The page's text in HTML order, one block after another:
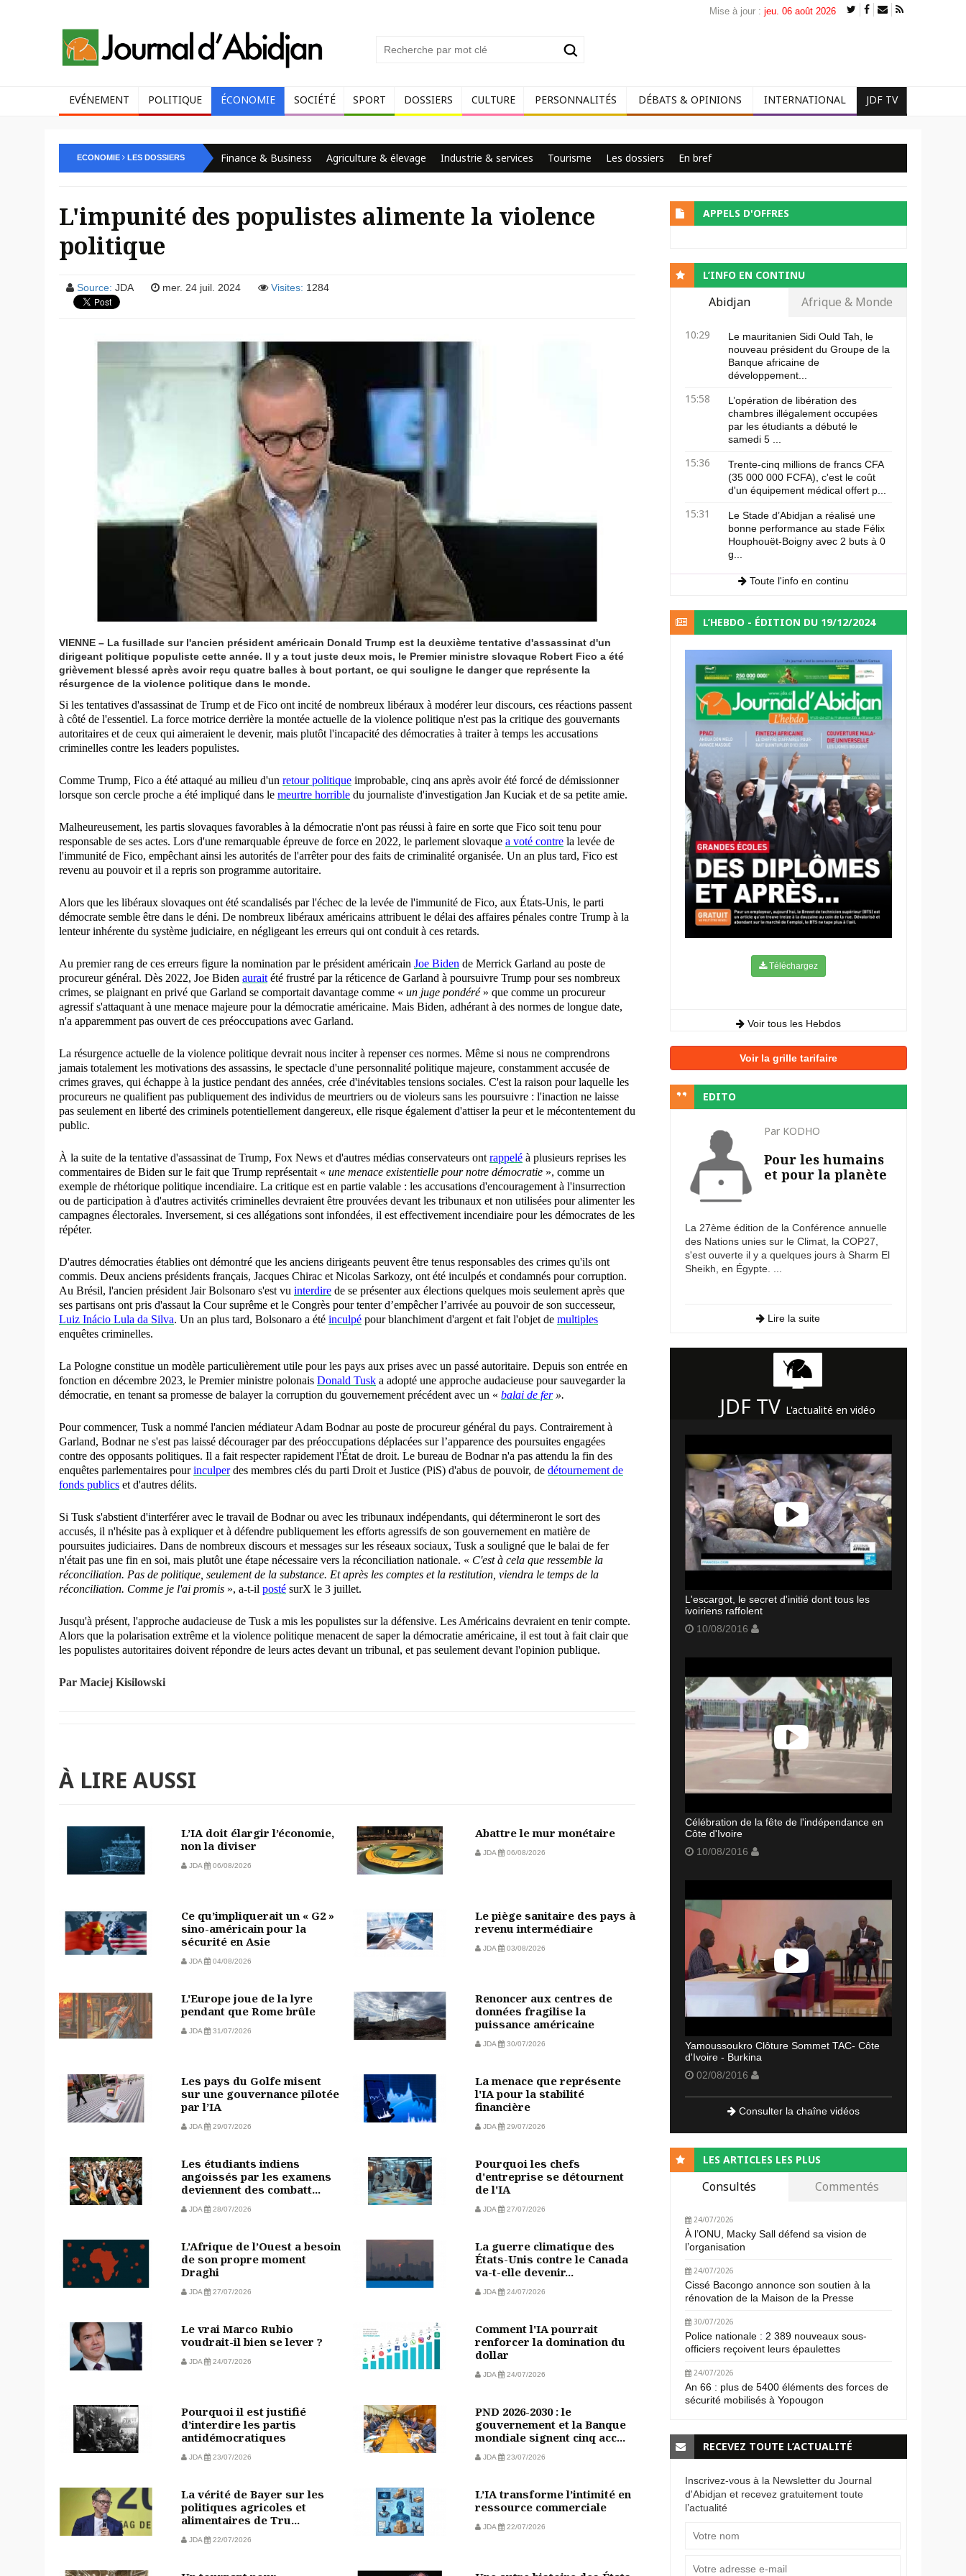
Mise à jour : jeu. 06 août 2026
EVÉNEMENT POLITIQUE ÉCONOMIE SOCIÉTÉ SPORT DOSSIERS CULTURE PERSONNALITÉS DÉBATS & OPINIONS INTERNATIONAL JDF TV
ECONOMIE LES DOSSIERS Finance & Business Agriculture & élevage Industrie & services Tourisme Les dossiers En bref
L'impunité des populistes alimente la violence
politique
Source: JDA mer. 24 juil. 2024 Visites: 1284
VIENNE – La fusillade sur l'ancien président américain Donald Trump est la deuxième tentative d'assassinat d'un
dirigeant politique populiste cette année. Il y a tout juste deux mois, le Premier ministre slovaque Robert Fico a été
grièvement blessé après avoir reçu quatre balles à bout portant, ce qui souligne le danger que représente la
résurgence de la violence politique dans le monde.
Si les tentatives d'assassinat de Trump et de Fico ont incité de nombreux libéraux à modérer leur discours, ces réactions passent
à côté de l'essentiel. La force motrice derrière la montée actuelle de la violence politique n'est pas la critique des gouvernants
autoritaires et de ceux qui aimeraient le devenir, mais plutôt l'incapacité des démocraties à traiter à temps les accusations
criminelles contre les leaders populistes.
Comme Trump, Fico a été attaqué au milieu d'un retour politique improbable, cinq ans après avoir été forcé de démissionner
lorsque son cercle proche a été impliqué dans le meurtre horrible du journaliste d'investigation Jan Kuciak et de sa petite amie.
Malheureusement, les partis slovaques favorables à la démocratie n'ont pas réussi à faire en sorte que Fico soit tenu pour
responsable de ses actes. Lors d'une remarquable épreuve de force en 2022, le parlement slovaque a voté contre la levée de
l'immunité de Fico, empêchant ainsi les autorités de l'arrêter pour des faits de criminalité organisée. Un an plus tard, Fico est
revenu au pouvoir et il a repris son programme autoritaire.
Alors que les libéraux slovaques ont été scandalisés par l'échec de la levée de l'immunité de Fico, aux États-Unis, le parti
démocrate semble être dans le déni. De nombreux libéraux américains attribuent le délai des affaires pénales contre Trump à la
lenteur inhérente du système judiciaire, en négligeant les erreurs qui ont conduit à ces retards.
Au premier rang de ces erreurs figure la nomination par le président américain Joe Biden de Merrick Garland au poste de
procureur général. Dès 2022, Joe Biden auraitété frustré par la réticence de Garland à poursuivre Trump pour ses nombreux
crimes, se plaignant en privé que Garland se comportait davantage comme « un juge pondéré » que comme un procureur
agressif s'attaquant à une menace majeure pour la démocratie américaine. Mais Biden, adhérant à des normes de longue date,
n'a apparemment pas ouvert de ces préoccupations avec Garland.
La résurgence actuelle de la violence politique devrait nous inciter à repenser ces normes. Même si nous ne comprendrons
jamais totalement les motivations des assassins, le spectacle d'une personnalité politique majeure, constamment accusée de
crimes graves, qui échappe à la justice pendant des années, crée d'inévitables tensions sociales. C'est la raison pour laquelle les
procureurs ne qualifient pas publiquement des individus de meurtriers ou de violeurs sans les poursuivre : l'inaction ne laisse
pas seulement en liberté des criminels potentiellement dangereux, elle risque également d'attiser la peur et le mécontentement du
public.
À la suite de la tentative d'assassinat de Trump, Fox News et d'autres médias conservateurs ontrappelé à plusieurs reprises les
commentaires de Biden sur le fait que Trump représentait « une menace existentielle pour notre démocratie », comme un
exemple de rhétorique politique incendiaire. La critique est en partie valable : les accusations d'encouragement à l'insurrection
ou de participation à d'autres activités criminelles devraient être prouvées devant les tribunaux et non utilisées pour alimenter les
campagnes électorales. Inversement, si ces allégations sont infondées, il est effectivement incendiaire pour les démocrates de les
répéter.
D'autres démocraties établies ont démontré que les anciens dirigeants peuvent être tenus responsables des crimes qu'ils ont
commis. Deux anciens présidents français, Jacques Chirac et Nicolas Sarkozy, ont été inculpés et condamnés pour corruption.
Au Brésil, l'ancien président Jair Bolsonaro s'est vu interdire de se présenter aux élections quelques mois seulement après que
ses partisans ont pris d'assaut la Cour suprême et le Congrès pour tenter d’empêcher l’arrivée au pouvoir de son successeur,
Luiz Inácio Lula da Silva. Un an plus tard, Bolsonaro a été inculpé pour blanchiment d'argent et fait l'objet de multiples
enquêtes criminelles.
La Pologne constitue un modèle particulièrement utile pour les pays aux prises avec un passé autoritaire. Depuis son entrée en
fonction en décembre 2023, le Premier ministre polonais Donald Tusk a adopté une approche audacieuse pour sauvegarder la
démocratie, en tenant sa promesse de balayer la corruption du gouvernement précédent avec un « balai de fer».
Pour commencer, Tusk a nommé l'ancien médiateur Adam Bodnar au poste de procureur général du pays. Contrairement à
Garland, Bodnar ne s'est pas laissé décourager par des préoccupations déplacées sur l’apparence des poursuites engagées
contre des opposants politiques. Il a fait respecter rapidement l'État de droit. Le bureau de Bodnar n'a pas attendu la fin des
enquêtes parlementaires pourinculperdes membres clés du parti Droit et Justice (PiS) d'abus de pouvoir, de détournement de
fonds publics et d'autres délits.
Si Tusk s'abstient d'interférer avec le travail de Bodnar ou avec les tribunaux indépendants, qui détermineront le sort des
accusés, il n'hésite pas à expliquer et à défendre publiquement les efforts agressifs de son gouvernement en matière de
poursuites judiciaires. Dans de nombreux discours et messages sur les réseaux sociaux, Tusk a souligné que le balai de fer
n'était pas une fin en soi, mais plutôt une étape nécessaire vers la réconciliation nationale. « C'est à cela que ressemble la
réconciliation. Pas de politique, seulement de la substance. Et après les comptes et la restitution, viendra le temps de la
réconciliation. Comme je l'ai promis », a-t-il posté surX le 3 juillet.
Jusqu'à présent, l'approche audacieuse de Tusk a mis les populistes sur la défensive. Les Américains devraient en tenir compte.
Alors que la polarisation extrême et la violence politique menacent de saper la démocratie américaine, il est tout à fait clair que
les populistes autoritaires doivent répondre de leurs actes devant un tribunal, et pas seulement devant l'opinion publique.
Par Maciej Kisilowski
À LIRE AUSSI
L’IA doit élargir l’économie,
non la diviser
JDA 06/08/2026
Abattre le mur monétaire
JDA 06/08/2026
Ce qu’impliquerait un « G2 »
sino-américain pour la
sécurité en Asie
JDA 04/08/2026
Le piège sanitaire des pays à
revenu intermédiaire
JDA 03/08/2026
L'Europe joue de la lyre
pendant que Rome brûle
JDA 31/07/2026
Renoncer aux centres de
données fragilise la
puissance américaine
JDA 30/07/2026
Les pays du Golfe misent
sur une gouvernance pilotée
par l’IA
JDA 29/07/2026
La menace que représente
l'IA pour la stabilité
financière
JDA 29/07/2026
Les étudiants indiens
angoissés par les examens
deviennent des combatt...
JDA 28/07/2026
Pourquoi les chefs
d'entreprise se détournent
de l'IA
JDA 27/07/2026
L’Afrique de l’Ouest a besoin
de son propre moment
Draghi
JDA 27/07/2026
La guerre climatique des
États-Unis contre le Canada
va-t-elle devenir...
JDA 24/07/2026
Le vrai Marco Rubio
voudrait-il bien se lever ?
JDA 24/07/2026
Comment l'IA pourrait
renforcer la domination du
dollar
JDA 24/07/2026
Pourquoi il est justifié
d’interdire les partis
antidémocratiques
JDA 23/07/2026
PND 2026-2030 : le
gouvernement et la Banque
mondiale signent cinq acc...
JDA 23/07/2026
La vérité de Bayer sur les
politiques agricoles et
alimentaires de Tru...
JDA 22/07/2026
L’IA transforme l’intimité en
ressource commerciale
JDA 22/07/2026
APPELS D'OFFRES
L’INFO EN CONTINU
Abidjan Afrique & Monde
10:29
Le mauritanien Sidi Ould Tah, le
nouveau président du Groupe de la
Banque africaine de
développement...
15:58
L’opération de libération des
chambres illégalement occupées
par les étudiants a débuté le
samedi 5 ...
15:36
Trente-cinq millions de francs CFA
(35 000 000 FCFA), c'est le coût
d'un équipement médical offert p...
15:31
Le Stade d’Abidjan a réalisé une
bonne performance au stade Félix
Houphouët-Boigny avec 2 buts à 0
g...
Toute l'info en continu
L’HEBDO - ÉDITION DU 19/12/2024
Téléchargez
Voir tous les Hebdos
Voir la grille tarifaire
EDITO
Par KODHO
Pour les humains
et pour la planète
La 27ème édition de la Conférence annuelle
des Nations unies sur le Climat, la COP27,
s'est ouverte il y a quelques jours à Sharm El
Sheikh, en Égypte. ...
Lire la suite
JDF TV L'actualité en vidéo
L'escargot, le secret d'initié dont tous les
ivoiriens raffolent
10/08/2016
Célébration de la fête de l'indépendance en
Côte d'Ivoire
10/08/2016
Yamoussoukro Clôture Sommet TAC- Côte
d'Ivoire - Burkina
02/08/2016
Consulter la chaîne vidéos
LES ARTICLES LES PLUS
Consultés Commentés
24/07/2026
À l’ONU, Macky Sall défend sa vision de
l’organisation
24/07/2026
Cissé Bacongo annonce son soutien à la
rénovation de la Maison de la Presse
30/07/2026
Police nationale : 2 389 nouveaux sous-
officiers reçoivent leurs épaulettes
24/07/2026
An 66 : plus de 5400 éléments des forces de
sécurité mobilisés à Yopougon
RECEVEZ TOUTE L’ACTUALITÉ
Inscrivez-vous à la Newsletter du Journal
d'Abidjan et recevez gratuitement toute
l’actualité